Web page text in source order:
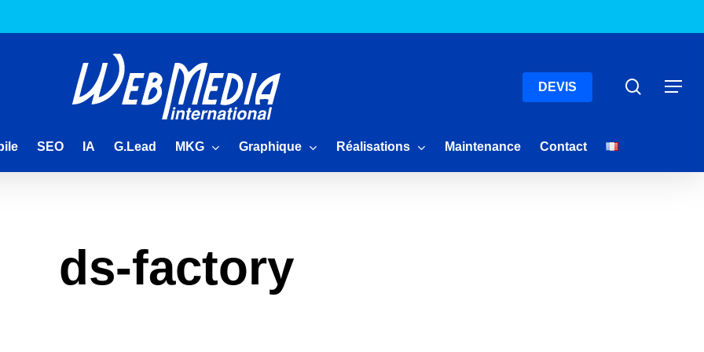
DEVIS Menu
SEO IA G.Lead MKG Graphique Réalisations Maintenance Contact
ds-factory